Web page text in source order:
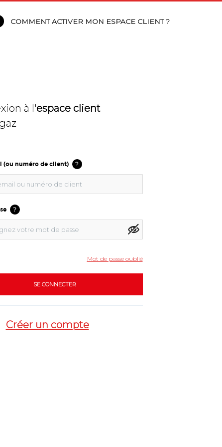
COMMENT ACTIVER MON ESPACE CLIENT ?
à l'espace client
(ou numéro de client) ?
?
Mot de passe oublié
Créer un compte